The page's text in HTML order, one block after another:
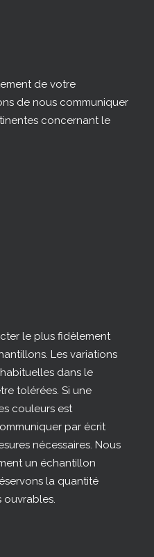
de votre
de nous communiquer
concernant le
le plus fidèlement
Les variations
dans le
tolérées. Si une
couleurs est
par écrit
nécessaires. Nous
un échantillon
la quantité
ouvrables.